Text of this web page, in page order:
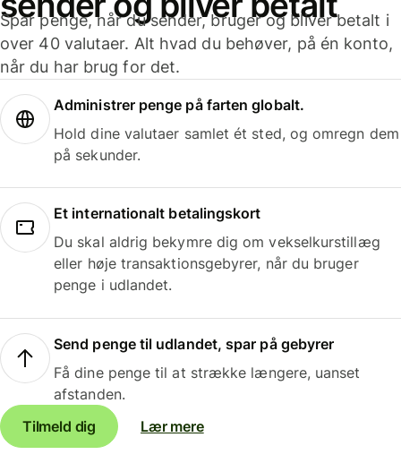
Spar penge, når du sender, bruger og bliver betalt i
over 40 valutaer. Alt hvad du behøver, på én konto,
når du har brug for det.
Administrer penge på farten globalt.
Hold dine valutaer samlet ét sted, og omregn dem
på sekunder.
Et internationalt betalingskort
Du skal aldrig bekymre dig om vekselkurstillæg
eller høje transaktionsgebyrer, når du bruger
penge i udlandet.
Send penge til udlandet, spar på gebyrer
Få dine penge til at strække længere, uanset
afstanden.
Tilmeld dig
Lær mere